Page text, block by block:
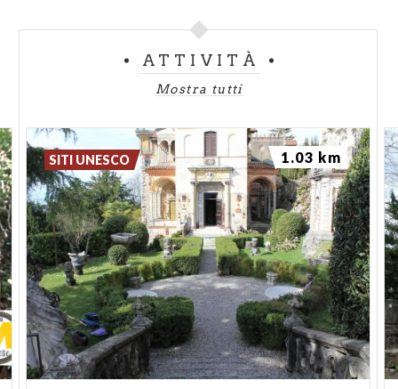
ATTIVITÀ
Mostra tutti
SITI UNESCO 1.03 km